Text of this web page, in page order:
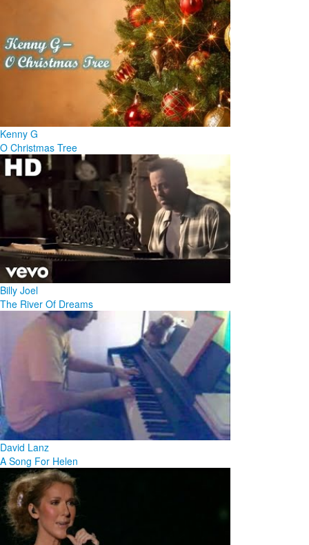
Kenny G
O Christmas Tree
Billy Joel
The River Of Dreams
David Lanz
A Song For Helen